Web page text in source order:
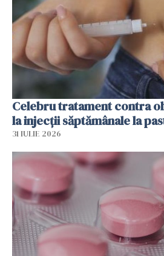
Celebru tratament contra
la injecții săptămânale la
31 IULIE 2026